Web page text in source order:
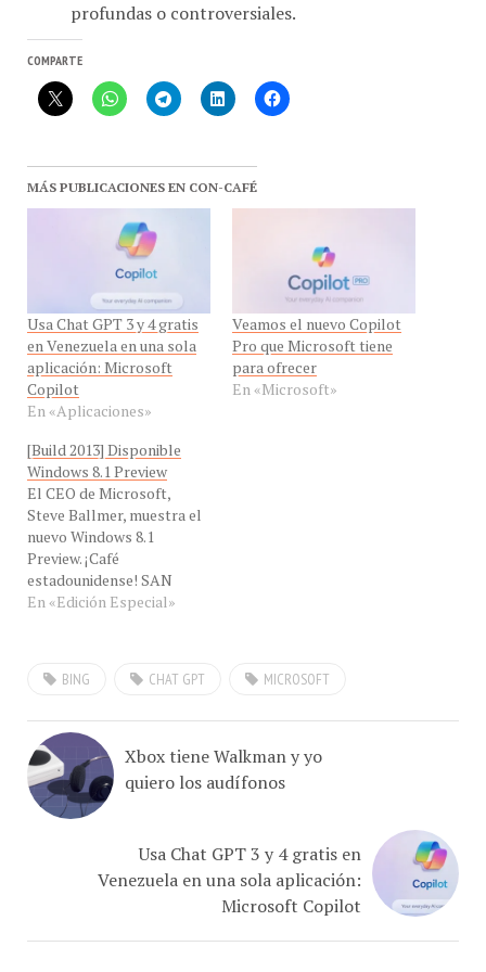
Usa Chat GPT 3 y 4 gratis
en Venezuela en una sola
aplicación: Microsoft
Copilot
En «Aplicaciones»
Veamos el nuevo Copilot
Pro que Microsoft tiene
para ofrecer
En «Microsoft»
[Build 2013] Disponible
Windows 8.1 Preview
El CEO de Microsoft,
Steve Ballmer, muestra el
nuevo Windows 8.1
Preview. ¡Café
estadounidense! SAN
FRANCISCO—26 de junio
de 2013—Microsoft Corp.
siguiente actualización al
Windows, durante la
conferencia Build para
desarrolladores. Como
parte de la presentación
inaugural…
En «Edición Especial»
quiero los audífonos
Venezuela en una sola aplicación:
Microsoft Copilot